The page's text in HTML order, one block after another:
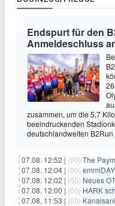
Endspurt für den
Anmeldeschluss
zusammen, um die 5,7
beeindruckenden
deutschlandweiten B2Run
07.08. 12:52 | (00) The Payments
07.08. 12:04 | (00) emmiDAY:
07.08. 12:02 | (00) Neues OTA-
07.08. 12:00 | (00) HARK schafft
07.08. 11:53 | (00)